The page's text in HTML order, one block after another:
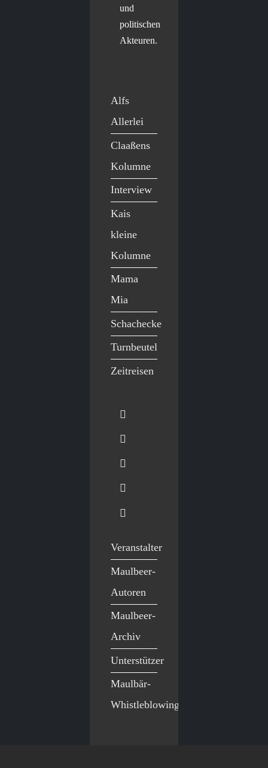
und
politischen
Akteuren.
Alfs
Allerlei
Claaßens
Kolumne
Interview
Kais
kleine
Kolumne
Mama
Mia
Schachecke
Turnbeutel
Zeitreisen
Veranstalter
Maulbeer-
Autoren
Maulbeer-
Archiv
Unterstützer
Maulbär-
Whistleblowing